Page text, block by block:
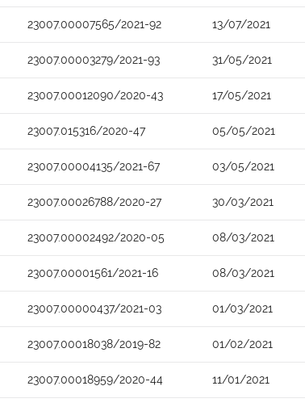
23007.00007565/2021-92 13/07/2021
23007.00003279/2021-93 31/05/2021
23007.00012090/2020-43 17/05/2021
23007.015316/2020-47 05/05/2021
23007.00004135/2021-67 03/05/2021
23007.00026788/2020-27 30/03/2021
23007.00002492/2020-05 08/03/2021
23007.00001561/2021-16 08/03/2021
23007.00000437/2021-03 01/03/2021
23007.00018038/2019-82 01/02/2021
23007.00018959/2020-44 11/01/2021